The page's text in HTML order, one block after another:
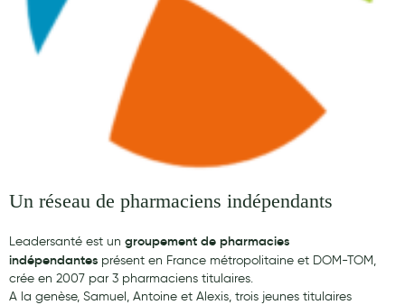
Maquillage
Pour Homme
Crème solaire - Visage et corps
Préservatifs - Gels lubrifiants
Accessoires, coutellerie, brosserie
Beauté au naturel
Huiles
Un réseau de pharmaciens indépendants
Leadersanté est un groupement de pharmacies
indépendantes présent en France métropolitaine et DOM-TOM,
crée en 2007 par 3 pharmaciens titulaires.
A la genèse, Samuel, Antoine et Alexis, trois jeunes titulaires